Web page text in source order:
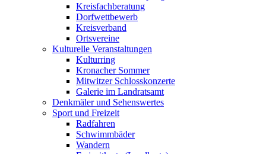
Kreisfachberatung
Dorfwettbewerb
Kreisverband
Ortsvereine
Kulturelle Veranstaltungen
Kulturring
Kronacher Sommer
Mitwitzer Schlosskonzerte
Galerie im Landratsamt
Denkmäler und Sehenswertes
Sport und Freizeit
Radfahren
Schwimmbäder
Wandern